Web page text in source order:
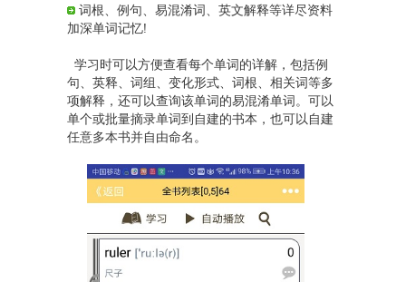
词根、例句、易混淆词、英文解释等详尽资料
加深单词记忆!
学习时可以方便查看每个单词的详解，包括例
句、英释、词组、变化形式、词根、相关词等多
项解释，还可以查询该单词的易混淆单词。可以
单个或批量摘录单词到自建的书本，也可以自建
任意多本书并自由命名。